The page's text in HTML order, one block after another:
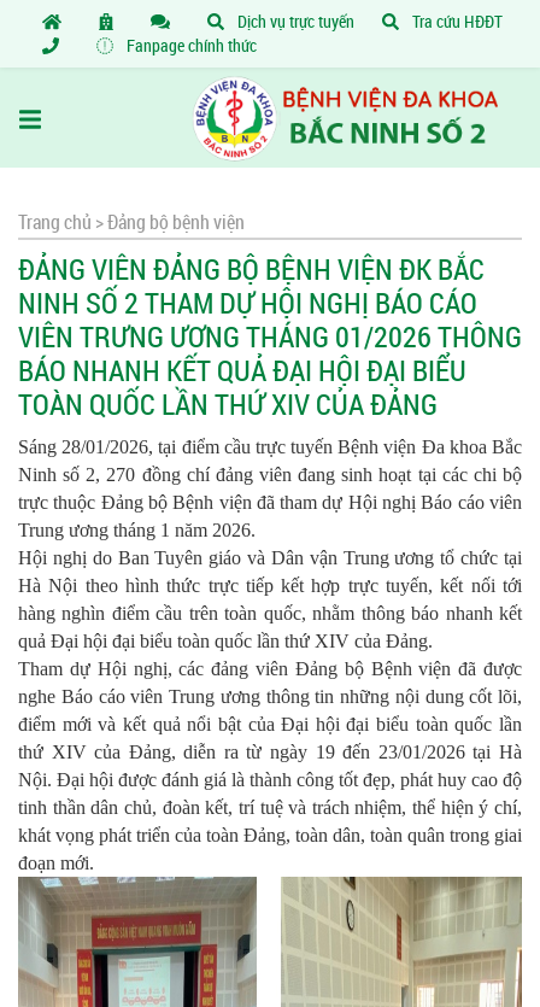
Dịch vụ trực tuyến
Tra cứu HĐĐT
Fanpage chính thức
Trang chủ >Đảng bộ bệnh viện
ĐẢNG VIÊN ĐẢNG BỘ BỆNH VIỆN ĐK BẮC
NINH SỐ 2 THAM DỰ HỘI NGHỊ BÁO CÁO
VIÊN TRƯNG ƯƠNG THÁNG 01/2026 THÔNG
BÁO NHANH KẾT QUẢ ĐẠI HỘI ĐẠI BIỂU
TOÀN QUỐC LẦN THỨ XIV CỦA ĐẢNG
Sáng 28/01/2026, tại điểm cầu trực tuyến Bệnh viện Đa khoa Bắc
Ninh số 2, 270 đồng chí đảng viên đang sinh hoạt tại các chi bộ
trực thuộc Đảng bộ Bệnh viện đã tham dự Hội nghị Báo cáo viên
Trung ương tháng 1 năm 2026.
Hội nghị do Ban Tuyên giáo và Dân vận Trung ương tổ chức tại
Hà Nội theo hình thức trực tiếp kết hợp trực tuyến, kết nối tới
hàng nghìn điểm cầu trên toàn quốc, nhằm thông báo nhanh kết
quả Đại hội đại biểu toàn quốc lần thứ XIV của Đảng.
Tham dự Hội nghị, các đảng viên Đảng bộ Bệnh viện đã được
nghe Báo cáo viên Trung ương thông tin những nội dung cốt lõi,
điểm mới và kết quả nổi bật của Đại hội đại biểu toàn quốc lần
thứ XIV của Đảng, diễn ra từ ngày 19 đến 23/01/2026 tại Hà
Nội. Đại hội được đánh giá là thành công tốt đẹp, phát huy cao độ
tinh thần dân chủ, đoàn kết, trí tuệ và trách nhiệm, thể hiện ý chí,
khát vọng phát triển của toàn Đảng, toàn dân, toàn quân trong giai
đoạn mới.